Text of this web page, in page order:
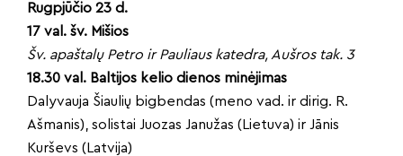
Rugpjūčio 23 d.
17 val. šv. Mišios
Šv. apaštalų Petro ir Pauliaus katedra, Aušros tak. 3
18.30 val. Baltijos kelio dienos minėjimas
Dalyvauja Šiaulių bigbendas (meno vad. ir dirig. R.
Ašmanis), solistai Juozas Janužas (Lietuva) ir Jānis
Kurševs (Latvija)